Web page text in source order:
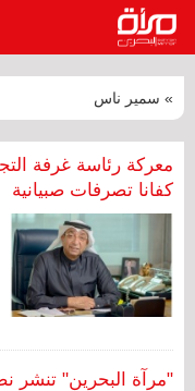
» سمير ناس
معركة رئاسة غرفة
كفانا تصرفات صبيانية
"مرآة البحرين" تنشر